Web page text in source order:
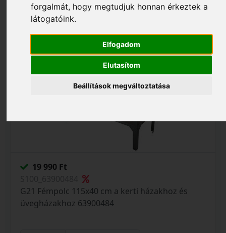
forgalmát, hogy megtudjuk honnan érkeztek a
látogatóink.
Elfogadom
Elutasítom
Beállítások megváltoztatása
19 990 Ft
G21 Fémpolc 115x40 cm a kerti házakhoz és
üvegházakhoz 63900484